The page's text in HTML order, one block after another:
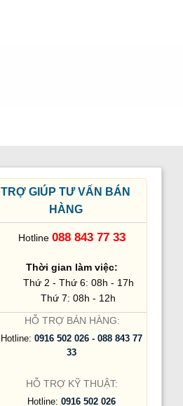
TRỢ GIÚP TƯ VẤN BÁN
HÀNG
Hotline088 843 77 33
Thời gian làm việc:
Thứ 2 - Thứ 6: 08h - 17h
Thứ 7: 08h - 12h
HỖ TRỢ BÁN HÀNG:
Hotline: 0916 502 026 - 088 843 77
33
HỖ TRỢ KỸ THUẬT:
Hotline: 0916 502 026